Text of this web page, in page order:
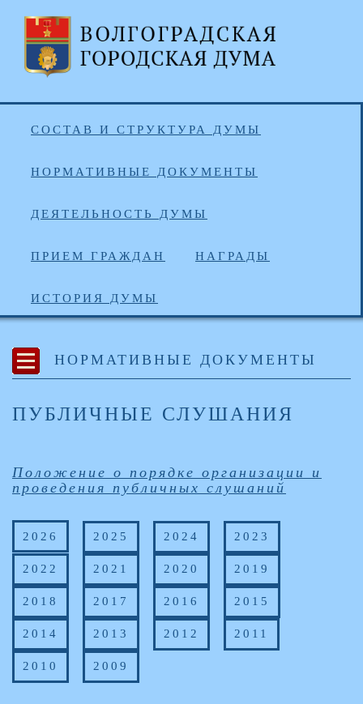
СОСТАВ И СТРУКТУРА ДУМЫ
НОРМАТИВНЫЕ ДОКУМЕНТЫ
ДЕЯТЕЛЬНОСТЬ ДУМЫ
ПРИЕМ ГРАЖДАН НАГРАДЫ
ИСТОРИЯ ДУМЫ
НОРМАТИВНЫЕ ДОКУМЕНТЫ
ПУБЛИЧНЫЕ СЛУШАНИЯ
Положение о порядке организации и
проведения публичных слушаний
2026 2025 2024 2023
2022 2021 2020 2019
2018 2017 2016 2015
2014 2013 2012 2011
2010 2009